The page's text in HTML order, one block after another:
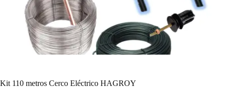
Kit 110 metros Cerco Eléctrico HAGROY